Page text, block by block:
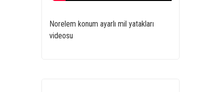
Norelem konum ayarlı mil yatakları
videosu